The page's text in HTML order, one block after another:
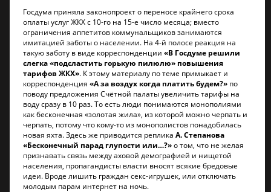
Госдума приняла законопроект о переносе крайнего срока
оплаты услуг ЖКХ с 10-го на 15-е число месяца; вместо
ограничения аппетитов коммунальщиков занимаются
имитацией заботы о населении. На 4-й полосе реакция на
такую заботу в виде корреспонденции«В Госдуме решили
слегка «подсластить горькую пилюлю» повышения
тарифов ЖКХ». К этому материалу по теме примыкает и
корреспонденция«А за воздух когда платить будем?» по
поводу предложения Счётной палаты увеличить тарифы на
воду сразу в 10 раз. То есть люди понимаются монополиями
как бесконечная «золотая жила», из которой можно черпать и
черпать, потому что кому-то из монополистов понадобилась
новая яхта. Здесь же приводится репликаА. Степанова
«Бесконечный парад глупости или…?»о том, что не желая
признавать связь между аховой демографией и нищетой
населения, пропагандисты власти вносят всякие бредовые
идеи. Вроде лишить граждан секс-игрушек, или отключать
молодым парам интернет на ночь.